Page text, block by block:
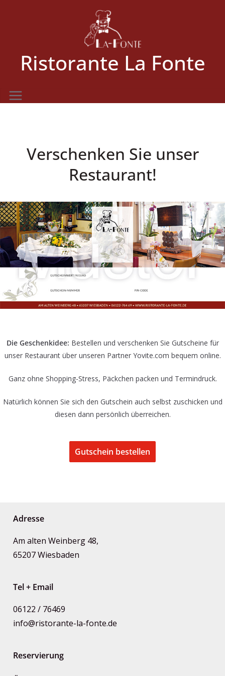
Ristorante La Fonte
Verschenken Sie unser
Restaurant!
Die Geschenkidee: Bestellen und verschenken Sie Gutscheine für
unser Restaurant über unseren Partner Yovite.com bequem online.
Ganz ohne Shopping-Stress, Päckchen packen und Termindruck.
Natürlich können Sie sich den Gutschein auch selbst zuschicken und
diesen dann persönlich überreichen.
Gutschein bestellen
Adresse
Am alten Weinberg 48,
65207 Wiesbaden
Tel + Email
06122 / 76469
info@ristorante-la-fonte.de
Reservierung